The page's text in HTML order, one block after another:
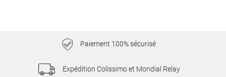
Paiement 100% sécurisé
Expédition Colissimo et Mondial Relay